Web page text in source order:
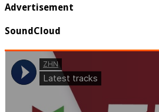
Advertisement
SoundCloud